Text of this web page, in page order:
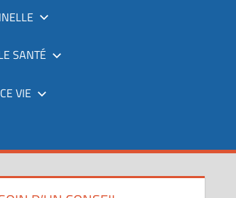
SANTÉ
VIE